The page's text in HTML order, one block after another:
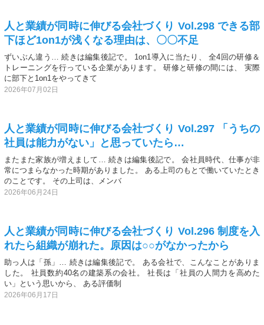
人と業績が同時に伸びる会社づくり Vol.298 できる部
下ほど1on1が浅くなる理由は、〇〇不足
ずいぶん違う… 続きは編集後記で。 1on1導入に当たり、 全4回の研修＆
トレーニングを行っている企業があります。 研修と研修の間には、 実際
に部下と1on1をやってきて
2026年07月02日
人と業績が同時に伸びる会社づくり Vol.297 「うちの
社員は能力がない」と思っていたら…
またまた家族が増えまして… 続きは編集後記で。 会社員時代、仕事が非
常につまらなかった時期がありました。 ある上司のもとで働いていたとき
のことです。 その上司は、メンバ
2026年06月24日
人と業績が同時に伸びる会社づくり Vol.296 制度を入
れたら組織が崩れた。原因は○○がなかったから
助っ人は「孫」… 続きは編集後記で。 ある会社で、こんなことがありま
した。 社員数約40名の建築系の会社。 社長は「社員の人間力を高めた
い」という思いから、 ある評価制
2026年06月17日